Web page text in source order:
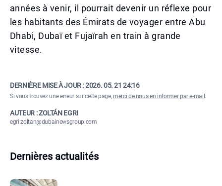
années à venir, il pourrait devenir un réflexe pour
les habitants des Émirats de voyager entre Abu
Dhabi, Dubaï et Fujaïrah en train à grande
vitesse.
DERNIÈRE MISE À JOUR :2026. 05. 21 24:16
Si vous trouvez une erreur sur cette page,merci de nous en informer par e-mail .
AUTEUR : ZOLTÁN EGRI
egri.zoltan@dubainewsgroup.com
Dernières actualités